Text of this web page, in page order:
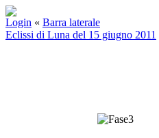
Login « Barra laterale
Eclissi di Luna del 15 giugno 2011